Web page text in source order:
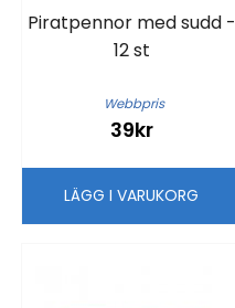
Piratpennor med sudd -
12 st
Webbpris
39kr
LÄGG I VARUKORG